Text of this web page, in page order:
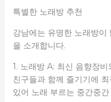
특별한 노래방 추천
강남에는 유명한 노래방이
을 소개합니다.
1. 노래방 A: 최신 음향장
친구들과 함께 즐기기에
있어 노래 부르는 중간중